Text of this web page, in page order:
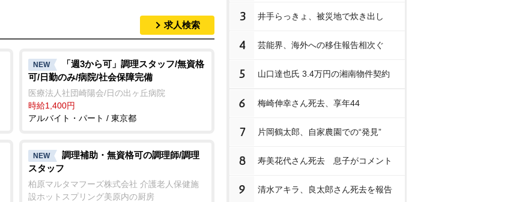
求人検索
NEW
「週3から可」調理スタッフ/無資格
可/日勤のみ/病院/社会保障完備
医療法人社団崎陽会/日の出ヶ丘病院
時給1,400円
アルバイト・パート / 東京都
NEW
調理補助・無資格可の調理師/調理
スタッフ
柏原マルタマフーズ株式会社 介護老人保健施
設ホットスプリング美原内の厨房
3 井手らっきょ、被災地で炊き出し
4 芸能界、海外への移住報告相次ぐ
5 山口達也氏 3.4万円の湘南物件契約
6 梅崎伸幸さん死去、享年44
7 片岡鶴太郎、自家農園での“発見”
8 寿美花代さん死去 息子がコメント
9 清水アキラ、良太郎さん死去を報告